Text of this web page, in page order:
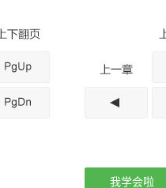
！方圆不是小人是什么？
在场的每个人都是这般想
脱的好，只要是对方圆有
不言，群臣已嗡嗡而响。
肃然道：“方壮士，身为
德，有陛下照顾，你还怕
我学会啦